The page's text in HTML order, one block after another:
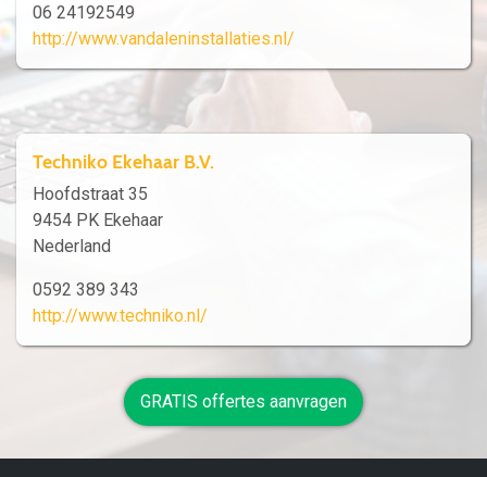
06 24192549
http://www.vandaleninstallaties.nl/
Techniko Ekehaar B.V.
Hoofdstraat 35
9454 PK Ekehaar
Nederland
0592 389 343
http://www.techniko.nl/
GRATIS offertes aanvragen